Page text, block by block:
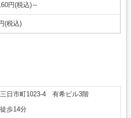
円(税込)～
(税込)
日市町1023-4 有希ビル3階
歩14分